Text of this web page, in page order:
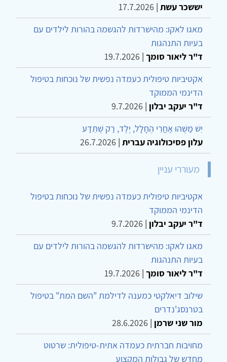
יששכר עשת |
17.7.2026
מאגו לאקו: מהישרדות להגשמה בהורות לילדים עם
בעיות התנהגות
ד"ר ליאור סומך |
19.7.2026
אקטיביות טיפולית כעמדה נפשית של נוכחות בטיפול
הדינמי הממוקד
ד"ר יעקב יבלון |
9.7.2026
יֵשׁ מַשֶּׁהוּ אַחֲרֵי הֶחָלָל, יֶלֶד, רַק שֶׁתֵּדַע
עלון פסיכולוגיה עברית |
26.7.2026
מעוררי עניין
אקטיביות טיפולית כעמדה נפשית של נוכחות בטיפול
הדינמי הממוקד
ד"ר יעקב יבלון |
9.7.2026
מאגו לאקו: מהישרדות להגשמה בהורות לילדים עם
בעיות התנהגות
ד"ר ליאור סומך |
19.7.2026
שילוב דיאלקטי כמענה לדילמת "השם המת" בטיפול
בטרנסג'נדרים
מור שני שרמן |
28.6.2026
מחויבות חברתית כעמדה אתית-טיפולית: שרטוט
מחדש של גבולות המקצוע